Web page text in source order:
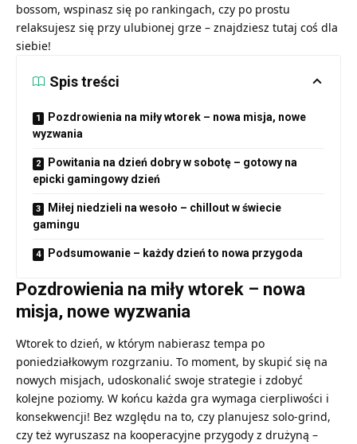
bossom, wspinasz się po rankingach, czy po prostu
relaksujesz się przy ulubionej grze – znajdziesz tutaj coś dla
siebie!
Spis treści
Pozdrowienia na miły wtorek – nowa misja, nowe
wyzwania
Powitania na dzień dobry w sobotę – gotowy na
epicki gamingowy dzień
Miłej niedzieli na wesoło – chillout w świecie
gamingu
Podsumowanie – każdy dzień to nowa przygoda
Pozdrowienia na miły wtorek – nowa
misja, nowe wyzwania
Wtorek to dzień, w którym nabierasz tempa po
poniedziałkowym rozgrzaniu. To moment, by skupić się na
nowych misjach, udoskonalić swoje strategie i zdobyć
kolejne poziomy. W końcu każda gra wymaga cierpliwości i
konsekwencji! Bez względu na to, czy planujesz solo-grind,
czy też wyruszasz na kooperacyjne przygody z drużyną –